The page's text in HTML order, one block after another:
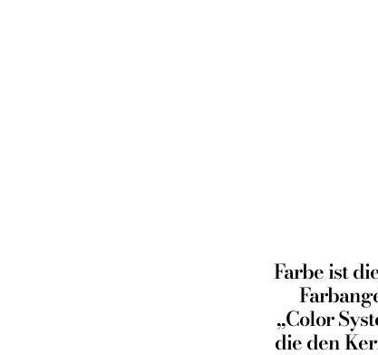
Farbe ist
„Color
die den